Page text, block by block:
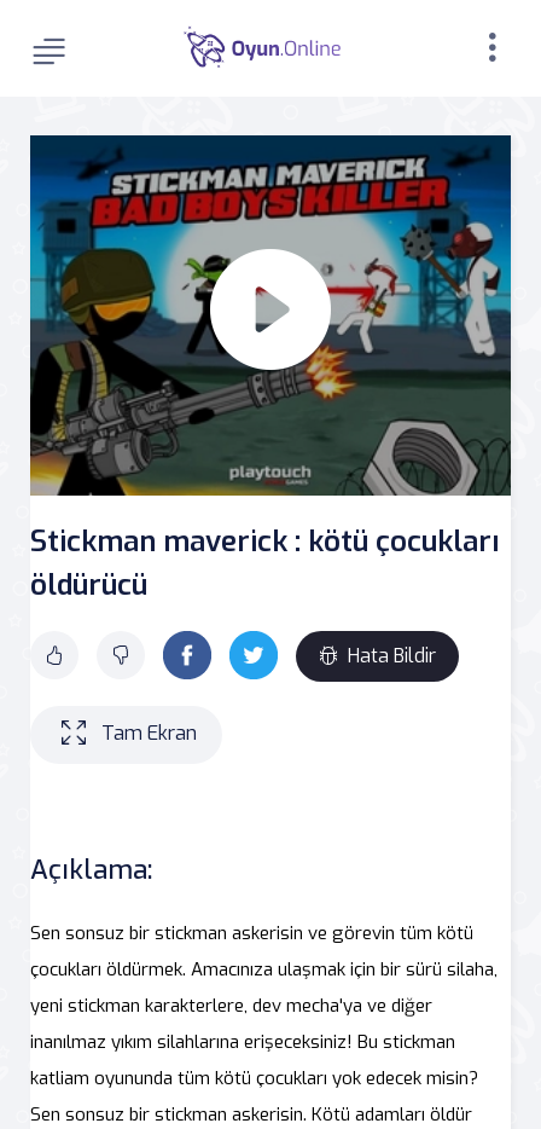
Stickman maverick : kötü çocukları
öldürücü
Hata Bildir
Tam Ekran
Açıklama:
Sen sonsuz bir stickman askerisin ve görevin tüm kötü
çocukları öldürmek. Amacınıza ulaşmak için bir sürü silaha,
yeni stickman karakterlere, dev mecha'ya ve diğer
inanılmaz yıkım silahlarına erişeceksiniz! Bu stickman
katliam oyununda tüm kötü çocukları yok edecek misin?
Sen sonsuz bir stickman askerisin. Kötü adamları öldür